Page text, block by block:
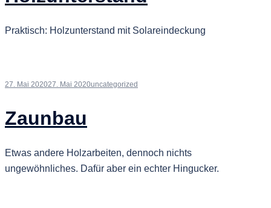
Praktisch: Holzunterstand mit Solareindeckung
27. Mai 202027. Mai 2020uncategorized
Zaunbau
Etwas andere Holzarbeiten, dennoch nichts
ungewöhnliches. Dafür aber ein echter Hingucker.